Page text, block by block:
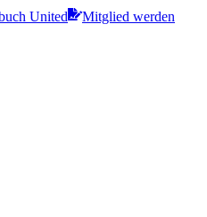
United Mitglied werden